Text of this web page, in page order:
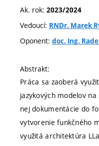
Ak. rok: 2023/2024
Vedoucí: RNDr. Marek
Oponent: doc. Ing.
Abstrakt:
Práca sa zaoberá
jazykových modelov
nej dokumentácie do
vytvorenie funkčného
využitá architektúra